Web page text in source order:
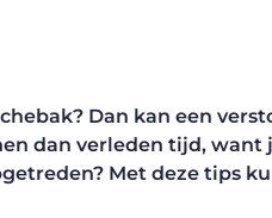
Dan kan een
dan verleden tijd, want
Met deze tips